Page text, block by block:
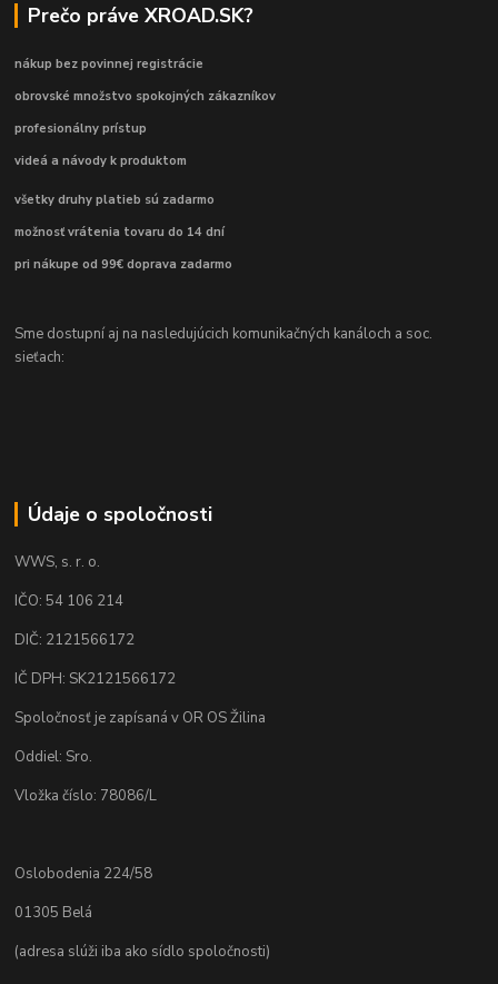
Prečo práve XROAD.SK?
nákup bez povinnej registrácie
obrovské množstvo spokojných zákazníkov
profesionálny prístup
videá a návody k produktom
všetky druhy platieb sú zadarmo
možnosť vrátenia tovaru do 14 dní
pri nákupe od 99€ doprava zadarmo
Sme dostupní aj na nasledujúcich komunikačných kanáloch a soc.
sieťach:
Údaje o spoločnosti
WWS, s. r. o.
IČO: 54 106 214
DIČ: 2121566172
IČ DPH: SK2121566172
Spoločnosť je zapísaná v OR OS Žilina
Oddiel: Sro.
Vložka číslo: 78086/L
Oslobodenia 224/58
01305 Belá
(adresa slúži iba ako sídlo spoločnosti)